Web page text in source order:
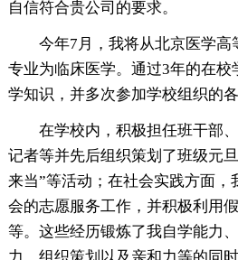
自信符合贵公司的要求。
今年7月，我将从北京医学高
专业为临床医学。通过3年的在校
学知识，并多次参加学校组织的各
在学校内，积极担任班干部
记者等并先后组织策划了班级元
来当”等活动；在社会实践方面，
会的志愿服务工作，并积极利用
等。这些经历锻炼了我自学能力